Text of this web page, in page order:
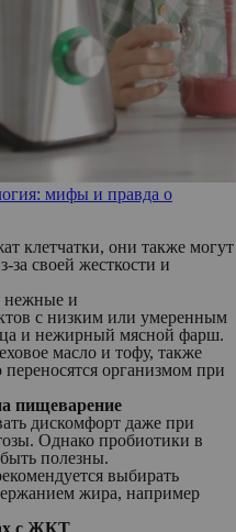
мифы и правда о
клетчатки, они также могут
за своей жесткости и
нежные и
с низким или умеренным
и нежирный мясной фарш.
масло и тофу, также
организмом при
пищеварение
дискомфорт даже при
Однако пробиотики в
полезны.
выбирать
жира, например
с ЖКТ